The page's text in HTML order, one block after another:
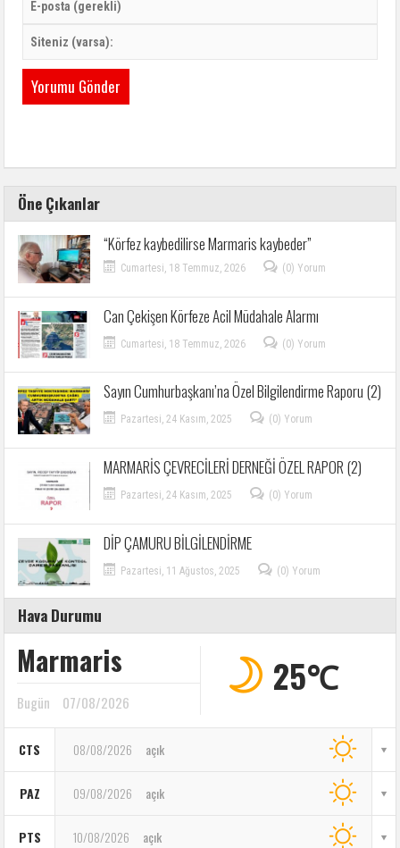
Öne Çıkanlar
“Körfez kaybedilirse Marmaris kaybeder”
Cumartesi, 18 Temmuz, 2026 (0) Yorum
Can Çekişen Körfeze Acil Müdahale Alarmı
Cumartesi, 18 Temmuz, 2026 (0) Yorum
Sayın Cumhurbaşkanı’na Özel Bilgilendirme Raporu (2)
Pazartesi, 24 Kasım, 2025 (0) Yorum
MARMARİS ÇEVRECİLERİ DERNEĞİ ÖZEL RAPOR (2)
Pazartesi, 24 Kasım, 2025 (0) Yorum
DİP ÇAMURU BİLGİLENDİRME
Pazartesi, 11 Ağustos, 2025 (0) Yorum
Hava Durumu
Marmaris
Bugün 07/08/2026
25℃
CTS 08/08/2026 açık
PAZ 09/08/2026 açık
PTS 10/08/2026 açık